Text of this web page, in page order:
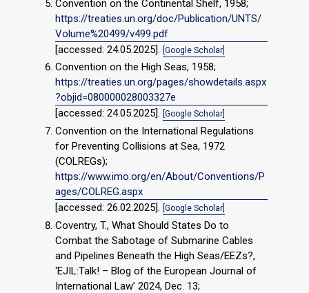
Convention on the Continental Shelf, 1958;
https://treaties.un.org/doc/Publication/UNTS/
Volume%20499/v499.pdf
[accessed: 24.05.2025]. [Google Scholar]
Convention on the High Seas, 1958;
https://treaties.un.org/pages/showdetails.aspx
?objid=080000028003327e
[accessed: 24.05.2025]. [Google Scholar]
Convention on the International Regulations
for Preventing Collisions at Sea, 1972
(COLREGs);
https://www.imo.org/en/About/Conventions/P
ages/COLREG.aspx
[accessed: 26.02.2025]. [Google Scholar]
Coventry, T., What Should States Do to
Combat the Sabotage of Submarine Cables
and Pipelines Beneath the High Seas/EEZs?,
‘EJIL:Talk! – Blog of the European Journal of
International Law’ 2024, Dec. 13;